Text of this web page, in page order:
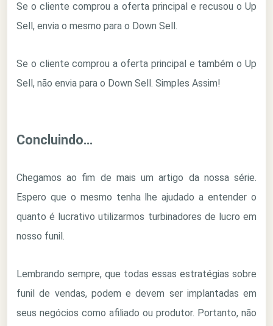
Se o cliente comprou a oferta principal e recusou o Up
Sell, envia o mesmo para o Down Sell.
Se o cliente comprou a oferta principal e também o Up
Sell, não envia para o Down Sell. Simples Assim!
Concluindo…
Chegamos ao fim de mais um artigo da nossa série.
Espero que o mesmo tenha lhe ajudado a entender o
quanto é lucrativo utilizarmos turbinadores de lucro em
nosso funil.
Lembrando sempre, que todas essas estratégias sobre
funil de vendas, podem e devem ser implantadas em
seus negócios como afiliado ou produtor. Portanto, não